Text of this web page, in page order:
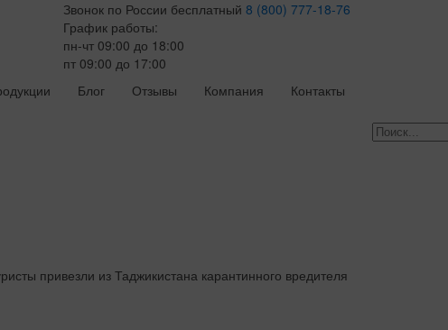
Звонок по России бесплатный 8 (800) 777-18-76
График работы:
пн-чт 09:00 до 18:00
пт 09:00 до 17:00
Блог Отзывы Компания Контакты
привезли из Таджикистана карантинного вредителя